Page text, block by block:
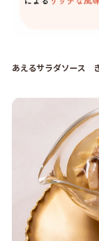
あえるサラダソース